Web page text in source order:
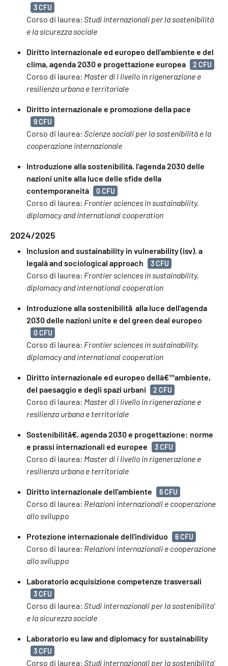
3 CFU
Corso di laurea: Studi internazionali per la sostenibilità
e la sicurezza sociale
Diritto internazionale ed europeo dell'ambiente e del
clima, agenda 2030 e progettazione europea
2 CFU
Corso di laurea: Master di i livello in rigenerazione e
resilienza urbana e territoriale
Diritto internazionale e promozione della pace
9 CFU
Corso di laurea: Scienze sociali per la sostenibilità e la
cooperazione internazionale
Introduzione alla sostenibilità. l'agenda 2030 delle
nazioni unite alla luce delle sfide della
contemporaneità
0 CFU
Corso di laurea: Frontier sciences in sustainability,
diplomacy and international cooperation
2024/2025
Inclusion and sustainability in vulnerability (isv). a
legalâ and sociological approach
3 CFU
Corso di laurea: Frontier sciences in sustainability,
diplomacy and international cooperation
Introduzione alla sostenibilitã alla luce dell'agenda
2030 delle nazioni unite e del green deal europeo
0 CFU
Corso di laurea: Frontier sciences in sustainability,
diplomacy and international cooperation
Diritto internazionale ed europeo dellâ€™ambiente,
del paesaggio e degli spazi urbani
2 CFU
Corso di laurea: Master di i livello in rigenerazione e
resilienza urbana e territoriale
Sostenibilitã€, agenda 2030 e progettazione: norme
e prassi internazionali ed europee
3 CFU
Corso di laurea: Master di i livello in rigenerazione e
resilienza urbana e territoriale
Diritto internazionale dell'ambiente 6 CFU
Corso di laurea: Relazioni internazionali e cooperazione
allo sviluppo
Protezione internazionale dell'individuo 6 CFU
Corso di laurea: Relazioni internazionali e cooperazione
allo sviluppo
Laboratorio acquisizione competenze trasversali
3 CFU
Corso di laurea: Studi internazionali per la sostenibilita'
e la sicurezza sociale
Laboratorio eu law and diplomacy for sustainability
3 CFU
Corso di laurea: Studi internazionali per la sostenibilita'